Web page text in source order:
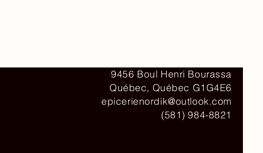
9456 Boul Henri Bourassa
Québec, Québec G1G4E6
epicerienordik@outlook.com
(581) 984-8821